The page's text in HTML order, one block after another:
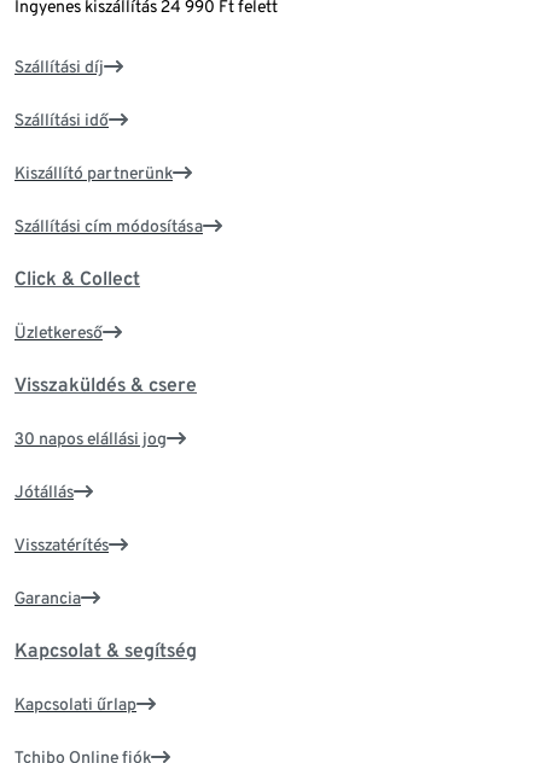
Ingyenes kiszállítás 24 990 Ft felett
Szállítási díj
Szállítási idő
Kiszállító partnerünk
Szállítási cím módosítása
Click & Collect
Üzletkereső
Visszaküldés & csere
30 napos elállási jog
Jótállás
Visszatérítés
Garancia
Kapcsolat & segítség
Kapcsolati űrlap
Tchibo Online fiók